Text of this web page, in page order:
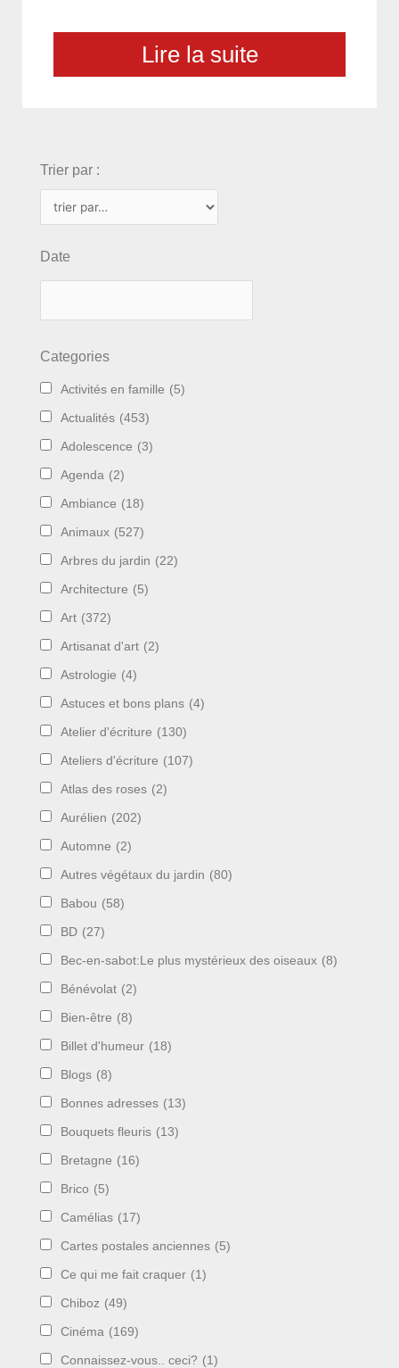
Lire la suite
Trier par :
Date
Categories
Activités en famille (5)
Actualités (453)
Adolescence (3)
Agenda (2)
Ambiance (18)
Animaux (527)
Arbres du jardin (22)
Architecture (5)
Art (372)
Artisanat d'art (2)
Astrologie (4)
Astuces et bons plans (4)
Atelier d'écriture (130)
Ateliers d'écriture (107)
Atlas des roses (2)
Aurélien (202)
Automne (2)
Autres végétaux du jardin (80)
Babou (58)
BD (27)
Bec-en-sabot:Le plus mystérieux des oiseaux (8)
Bénévolat (2)
Bien-être (8)
Billet d'humeur (18)
Blogs (8)
Bonnes adresses (13)
Bouquets fleuris (13)
Bretagne (16)
Brico (5)
Camélias (17)
Cartes postales anciennes (5)
Ce qui me fait craquer (1)
Chiboz (49)
Cinéma (169)
Connaissez-vous.. ceci? (1)